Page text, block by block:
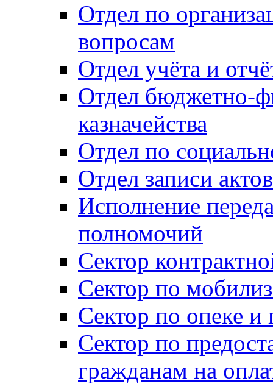
Отдел по
вопросам
Отдел учёта и
Отдел бюджетно-
казначейства
Отдел по
Отдел записи
Исполнение
полномочий
Сектор
Сектор по
Сектор по опеке и
Сектор по
гражданам на